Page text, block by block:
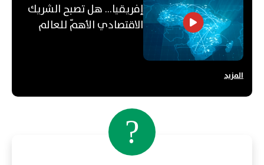
إفريقيا... هل تصبح الشريك
الاقتصادي الأهمّ للعالم
المزيد
?